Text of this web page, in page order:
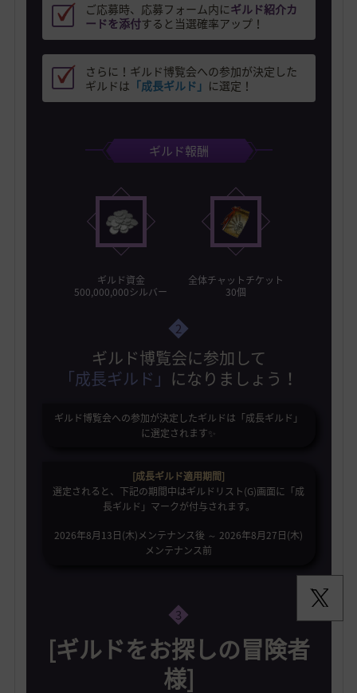
ご応募時、応募フォーム内にギルド紹介カ
ードを添付すると当選確率アップ！
さらに！ギルド博覧会への参加が決定した
ギルドは 「成長ギルド」 に選定！
ギルド報酬
ギルド資金
500,000,000シルバー
全体チャットチケット
30個
2
ギルド博覧会に参加して
「成長ギルド」 になりましょう！
ギルド博覧会への参加が決定したギルドは「成長ギルド」
に選定されます✨️
[成長ギルド適用期間]
選定されると、下記の期間中はギルドリスト(G)画面に「成
長ギルド」マークが付与されます。
2026年8月13日(木)メンテナンス後 ～ 2026年8月27日(木)
メンテナンス前
3
[ギルドをお探しの冒険者
様]